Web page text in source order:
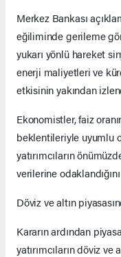
Merkez Bankası
eğiliminde gerileme
yukarı yönlü hareket
enerji maliyetleri ve
etkisinin yakından
Ekonomistler, faiz
beklentileriyle uyumlu
yatırımcıların
verilerine
Döviz ve altın
Kararın ardından
yatırımcıların döviz